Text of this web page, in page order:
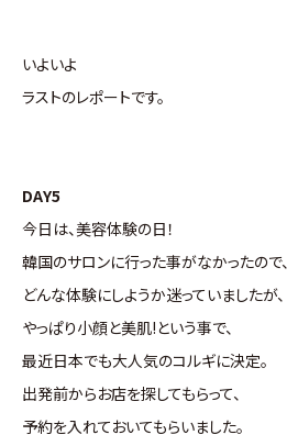
いよいよ
ラストのレポートです。
DAY5
今日は、美容体験の日！
韓国のサロンに行った事がなかったので、
どんな体験にしようか迷っていましたが、
やっぱり小顔と美肌!という事で、
最近日本でも大人気のコルギに決定。
出発前からお店を探してもらって、
予約を入れておいてもらいました。